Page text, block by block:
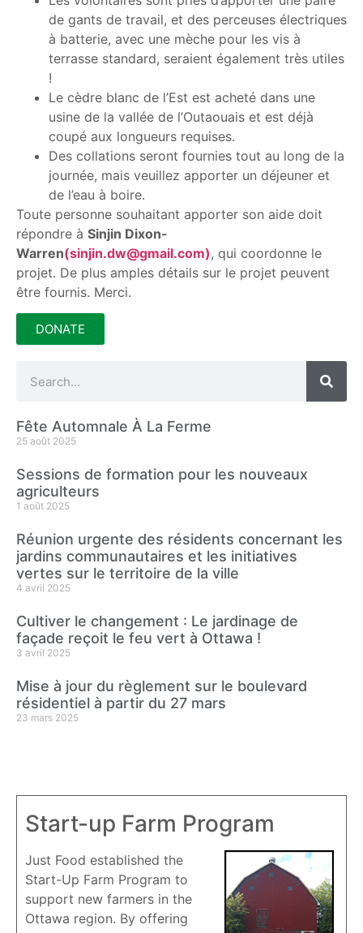
de gants de travail, et des perceuses électriques
à batterie, avec une mèche pour les vis à
terrasse standard, seraient également très utiles
!
Le cèdre blanc de l’Est est acheté dans une
usine de la vallée de l’Outaouais et est déjà
coupé aux longueurs requises.
Des collations seront fournies tout au long de la
journée, mais veuillez apporter un déjeuner et
de l’eau à boire.
Toute personne souhaitant apporter son aide doit
répondre à Sinjin Dixon-
Warren(sinjin.dw@gmail.com), qui coordonne le
projet. De plus amples détails sur le projet peuvent
être fournis. Merci.
DONATE
Fête Automnale À La Ferme
25 août 2025
Sessions de formation pour les nouveaux
agriculteurs
1 août 2025
Réunion urgente des résidents concernant les
jardins communautaires et les initiatives
vertes sur le territoire de la ville
4 avril 2025
Cultiver le changement : Le jardinage de
façade reçoit le feu vert à Ottawa !
3 avril 2025
Mise à jour du règlement sur le boulevard
résidentiel à partir du 27 mars
23 mars 2025
Start-up Farm Program
Just Food established the
Start-Up Farm Program to
support new farmers in the
Ottawa region. By offering